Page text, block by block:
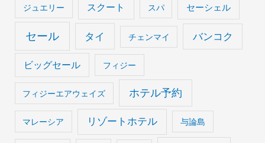
ジュエリー スクート スパ セーシェル
セール タイ チェンマイ バンコク
ビッグセール フィジー
フィジーエアウェイズ ホテル予約
マレーシア リゾートホテル 与論島